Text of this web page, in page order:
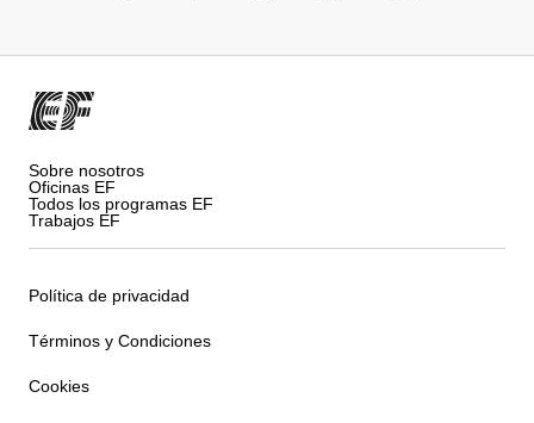
Sobre nosotros
Oficinas EF
Todos los programas EF
Trabajos EF
Política de privacidad
Términos y Condiciones
Cookies